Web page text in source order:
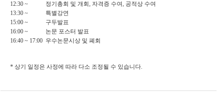
12:30 ~ 정기총회 및 개회, 자격증 수여, 공적상 수여
13:30 ~ 특별강연
15:00 ~ 구두발표
16:00 ~ 논문 포스터 발표
16:40 ~ 17:00 우수논문시상 및 폐회
* 상기 일정은 사정에 따라 다소 조정될 수 있습니다.